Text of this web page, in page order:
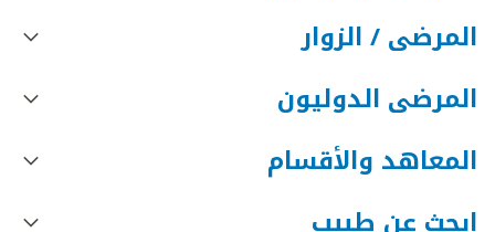
المرضى / الزوار
المرضى الدوليون
المعاهد والأقسام